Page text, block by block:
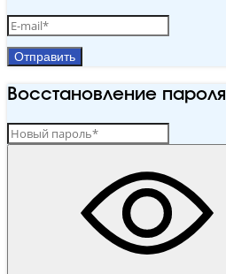
Отправить
Восстановление пароля